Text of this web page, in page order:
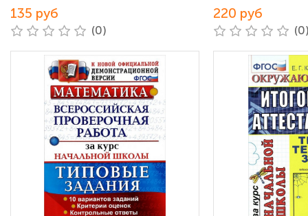
135 руб
(0)
220 руб